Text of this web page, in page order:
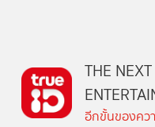
THE
อีกขั้นของคว